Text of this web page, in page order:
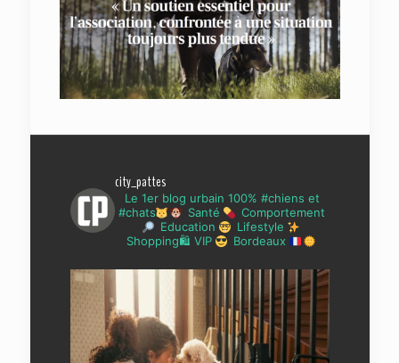
city_pattes
Le 1er blog urbain 100% #chiens et
#chats
Santé
Comportement
Education
Lifestyle
Shopping🛍 VIP
Bordeaux